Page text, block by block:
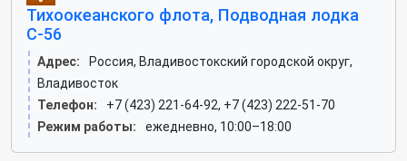
Тихоокеанского флота, Подводная лодка
С-56
Адрес:
Россия, Владивостокский городской округ,
Владивосток
Телефон:
+7 (423) 221-64-92, +7 (423) 222-51-70
Режим работы:
ежедневно, 10:00–18:00